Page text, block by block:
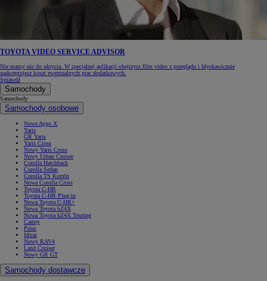
TOYOTA VIDEO SERVICE ADVISOR
Nie mamy nic do ukrycia. W specjalnej aplikacji obejrzysz film video z przeglądu i błyskawicznie
zaakceptujesz koszt ewentualnych prac dodatkowych.
Sprawdź
Samochody
Samochody
Samochody osobowe
Nowe Aygo X
Yaris
GR Yaris
Yaris Cross
Nowy Yaris Cross
Nowy Urban Cruiser
Corolla Hatchback
Corolla Sedan
Corolla TS Kombi
Nowa Corolla Cross
Toyota C-HR
Toyota C-HR Plug-in
Nowa Toyota C-HR+
Nowa Toyota bZ4X
Nowa Toyota bZ4X Touring
Camry
Prius
Mirai
Nowy RAV4
Land Cruiser
Nowy GR GT
Samochody dostawcze